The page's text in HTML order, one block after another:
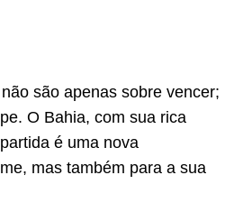
são apenas sobre vencer;
O Bahia, com sua rica
é uma nova
mas também para a sua